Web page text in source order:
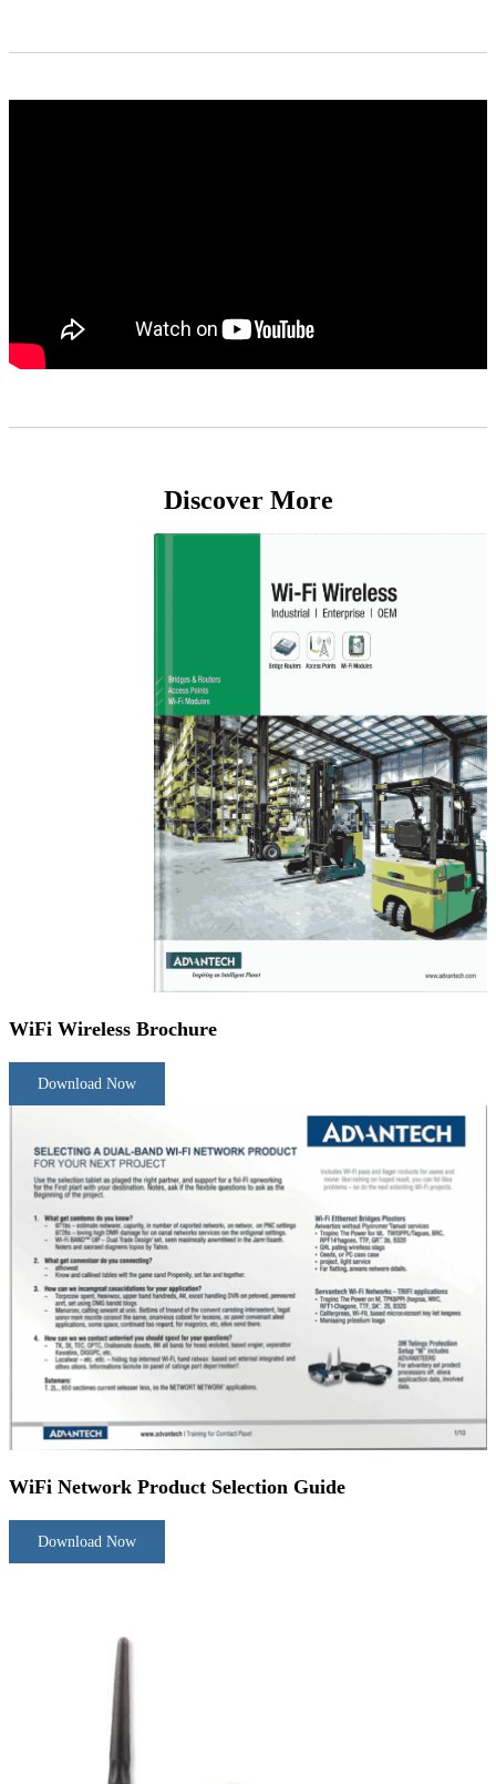
Discover More
WiFi Wireless Brochure
Download Now
WiFi Network Product Selection Guide
Download Now